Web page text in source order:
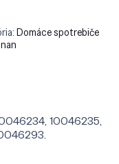
Domáce spotrebiče
nan
10046235,